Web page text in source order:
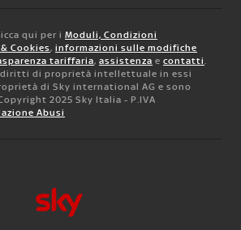
qui per i Moduli, Condizioni
Cookies, informazioni sulle modifiche
tariffaria, assistenza e contatti.
diritti di proprietà intellettuale in essi
di Sky international AG e sono
2025 Sky Italia - P.IVA
Abusi